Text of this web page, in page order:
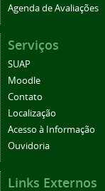
Agenda de Avaliações
Serviços
SUAP
Moodle
Contato
Localização
Acesso à Informação
Ouvidoria
Links Externos